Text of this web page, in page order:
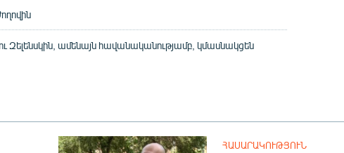
Զելենսկին, ամենայն հավանականությամբ, կմասնակցեն
ՀԱՍԱՐԱԿՈՒԹՅՈՒՆ